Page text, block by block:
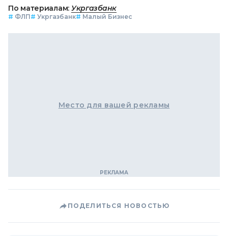
По материалам: Укргазбанк
# ФЛП# Укргазбанк# Малый Бизнес
Место для вашей рекламы
ПОДЕЛИТЬСЯ НОВОСТЬЮ